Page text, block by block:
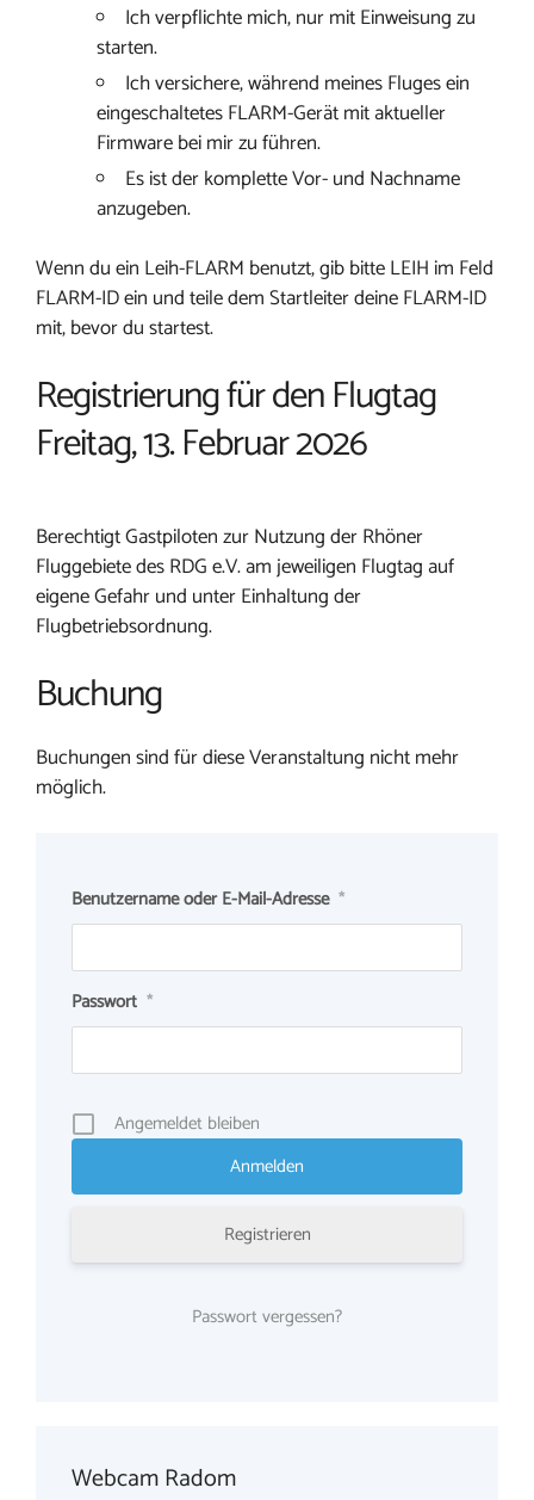
Ich verpflichte mich, nur mit Einweisung zu
starten.
Ich versichere, während meines Fluges ein
eingeschaltetes FLARM-Gerät mit aktueller
Firmware bei mir zu führen.
Es ist der komplette Vor- und Nachname
anzugeben.
Wenn du ein Leih-FLARM benutzt, gib bitte LEIH im Feld
FLARM-ID ein und teile dem Startleiter deine FLARM-ID
mit, bevor du startest.
Registrierung für den Flugtag
Freitag, 13. Februar 2026
Berechtigt Gastpiloten zur Nutzung der Rhöner
Fluggebiete des RDG e.V. am jeweiligen Flugtag auf
eigene Gefahr und unter Einhaltung der
Flugbetriebsordnung.
Buchung
Buchungen sind für diese Veranstaltung nicht mehr
möglich.
Benutzername oder E-Mail-Adresse *
Passwort *
Angemeldet bleiben
Registrieren
Passwort vergessen?
Webcam Radom